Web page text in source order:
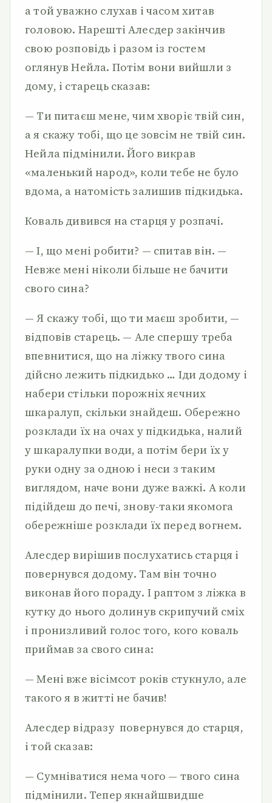
а той уважно слухав і часом хитав
головою. Нарешті Алесдер закінчив
свою розповідь і разом із гостем
оглянув Нейла. Потім вони вийшли з
дому, і старець сказав:
— Ти питаєш мене, чим хворіє твій син,
а я скажу тобі, що це зовсім не твій син.
Нейла підмінили. Його викрав
«маленький народ», коли тебе не було
вдома, а натомість залишив підкидька.
Коваль дивився на старця у розпачі.
— І, що мені робити? — спитав він. —
Невже мені ніколи більше не бачити
свого сина?
— Я скажу тобі, що ти маєш зробити, —
відповів старець. — Але спершу треба
впевнитися, що на ліжку твого сина
дійсно лежить підкидько … Іди додому і
набери стільки порожніх яєчних
шкаралуп, скільки знайдеш. Обережно
розклади їх на очах у підкидька, налий
у шкаралупки води, а потім бери їх у
руки одну за одною і неси з таким
виглядом, наче вони дуже важкі. А коли
підійдеш до печі, знову-таки якомога
обережніше розклади їх перед вогнем.
Алесдер вирішив послухатись старця і
повернувся додому. Там він точно
виконав його пораду. І раптом з ліжка в
кутку до нього долинув скрипучий сміх
і пронизливий голос того, кого коваль
приймав за свого сина:
— Мені вже вісімсот років стукнуло, але
такого я в житті не бачив!
Алесдер відразу повернувся до старця,
і той сказав:
— Сумніватися нема чого — твого сина
підмінили. Тепер якнайшвидше